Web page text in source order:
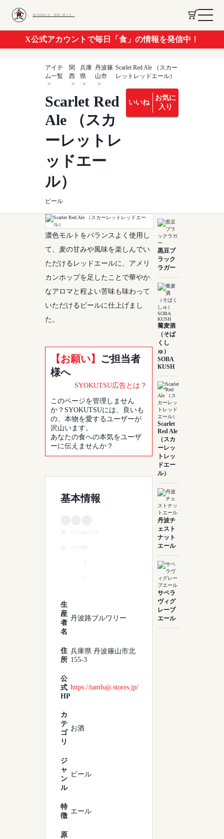
食の好奇心を、資産に変える。
X公式アカウントで毎日「食」の情報を発信中！
アイテ
ム一覧
関
西
兵庫
県
丹波篠
山市
Scarlet Red Ale （スカー
レットレッドエール）
Scarlet Red
Ale （スカ
ーレットレ
ッドエー
ル）
ビール
いいね
お気に
入り
濃色モルトをバランスよく使用し
て、麦の甘みや風味を楽しんでい
ただけるレッドエールに、アメリ
カンホップを足したことで華やか
なアロマと程よい苦味も味わって
いただけるビールに仕上げまし
た。
【お願い】
ご担当者
様へ
SYOKUTSU広告とは？
このページを管理しません
か？SYOKUTSUには、良いも
の、本物を愛するユーザーが
沢山います。
あなたの食への本気をユーザ
ーに伝えませんか？
基本情報
生
産
者
名
丹波路ブルワリー
住
所
兵庫県 丹波篠山市北
155-3
公
式
HP
https://tambaji.stores.jp/
カ
テ
ゴ
リ
お酒
ジ
ャ
ン
ル
ビール
特
徴
エール
原
黒豆ブ
ラック
ラガー
蕎麦酒
（そば
くし
ゅ）
SOBA
KUSH
Scarlet
Red Ale
（スカ
ーレッ
トレッ
ドエー
ル）
丹波チ
ェスト
ナット
エール
サペラ
ヴィグ
レープ
エール